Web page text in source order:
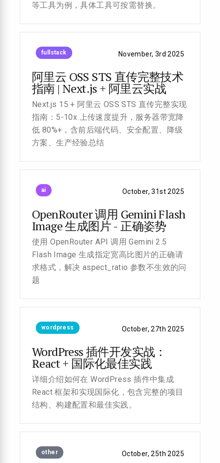
等工具为例，具体工具可按需替换。
fullstack November, 3rd 2025
阿里云 OSS STS 直传完整技术
指南 | Next.js + 阿里云实战
Next.js 15 + 阿里云 OSS STS 直传完整实现
指南：5-10x 上传速度提升，服务器带宽降
低 80%+，含前后端代码、安全配置、降级
方案、生产经验总结
ai October, 31st 2025
OpenRouter 调用 Gemini Flash
Image 生成图片 - 正确姿势
使用 OpenRouter API 调用 Gemini 2.5
Flash Image 生成指定宽高比图片的正确请
求格式，解决 aspect_ratio 参数不生效的问
题
wordpress October, 27th 2025
WordPress 插件开发实战：
React + 国际化最佳实践
详细介绍如何在 WordPress 插件中集成
React 框架和实现国际化，包含完整的项目
结构、构建配置和最佳实践。
other October, 25th 2025